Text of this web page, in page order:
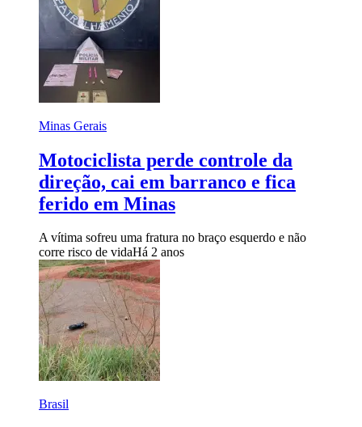
Minas Gerais
Motociclista perde controle da
direção, cai em barranco e fica
ferido em Minas
A vítima sofreu uma fratura no braço esquerdo e não
corre risco de vidaHá 2 anos
Brasil